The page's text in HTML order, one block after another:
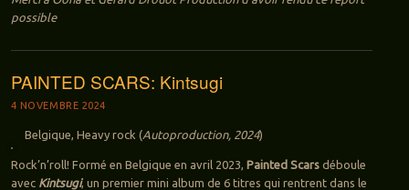
possible
PAINTED SCARS: Kintsugi
4 NOVEMBRE 2024
Belgique, Heavy rock (Autoproduction, 2024)
Rock’n’roll! Formé en Belgique en avril 2023, Painted Scarsdéboule
avec Kintsugi, un premier mini album de 6 titres qui rentrent dans le